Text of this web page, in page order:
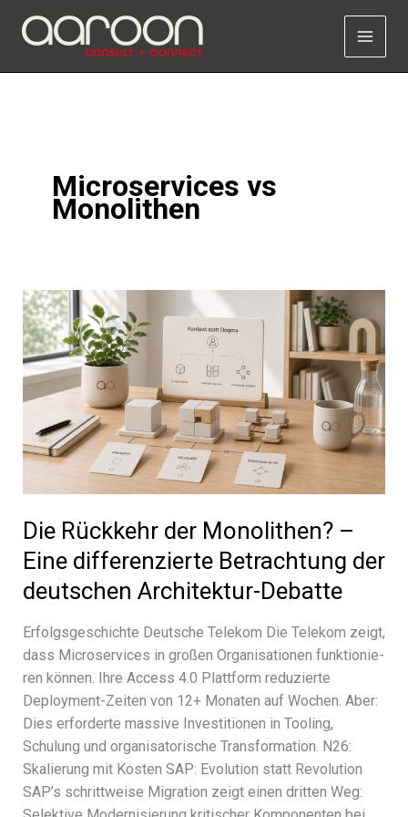
Inhalt
Microservices vs
Monolithen
Die Rückkehr der Monolithen? –
Eine differenzierte Betrachtung der
deutschen Architektur-Debatte
Erfolgsgeschichte Deutsche Telekom Die Telekom zeigt,
dass Microservices in großen Organisationen funk­tio­nie­
ren können. Ihre Access 4.0 Plattform redu­zierte
Deployment-Zeiten von 12+ Monaten auf Wochen. Aber:
Dies erfor­derte massive Investitionen in Tooling,
Schulung und orga­ni­sa­to­ri­sche Transformation. N26:
Skalierung mit Kosten SAP: Evolution statt Revolution
SAP’s schritt­weise Migration zeigt einen drit­ten Weg: